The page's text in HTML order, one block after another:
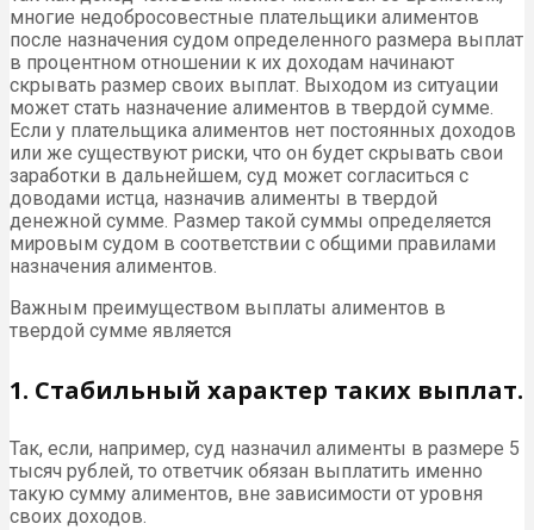
многие недобросовестные плательщики алиментов
после назначения судом определенного размера выплат
в процентном отношении к их доходам начинают
скрывать размер своих выплат. Выходом из ситуации
может стать назначение алиментов в твердой сумме.
Если у плательщика алиментов нет постоянных доходов
или же существуют риски, что он будет скрывать свои
заработки в дальнейшем, суд может согласиться с
доводами истца, назначив алименты в твердой
денежной сумме. Размер такой суммы определяется
мировым судом в соответствии с общими правилами
назначения алиментов.
Важным преимуществом выплаты алиментов в
твердой сумме является
1. Cтабильный характер таких выплат.
Так, если, например, суд назначил алименты в размере 5
тысяч рублей, то ответчик обязан выплатить именно
такую сумму алиментов, вне зависимости от уровня
своих доходов.